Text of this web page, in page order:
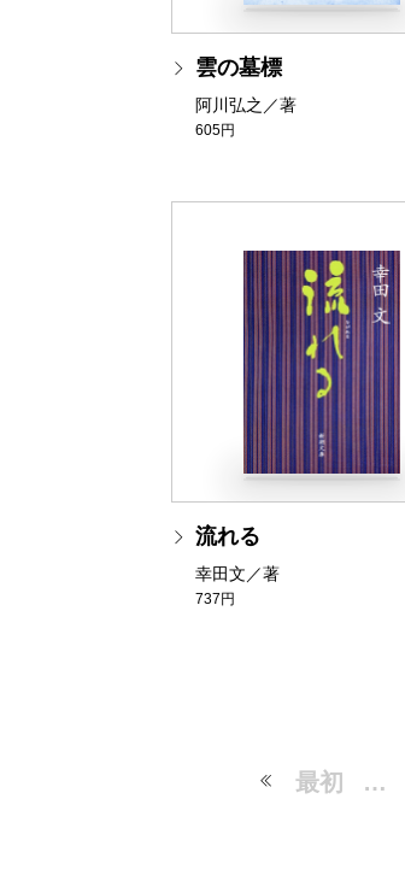
雲の墓標
阿川弘之／著
605円
流れる
幸田文／著
737円
最初 …